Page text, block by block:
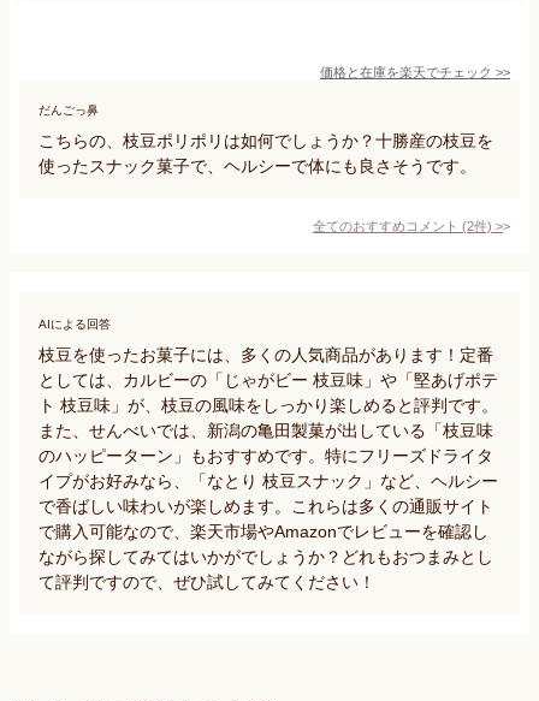
価格と在庫を楽天でチェック >>
だんごっ鼻
こちらの、枝豆ポリポリは如何でしょうか？十勝産の枝豆を
使ったスナック菓子で、ヘルシーで体にも良さそうです。
全てのおすすめコメント (2件) >
AIによる回答
枝豆を使ったお菓子には、多くの人気商品があります！定番
としては、カルビーの「じゃがビー 枝豆味」や「堅あげポテ
ト 枝豆味」が、枝豆の風味をしっかり楽しめると評判です。
また、せんべいでは、新潟の亀田製菓が出している「枝豆味
のハッピーターン」もおすすめです。特にフリーズドライタ
イプがお好みなら、「なとり 枝豆スナック」など、ヘルシー
で香ばしい味わいが楽しめます。これらは多くの通販サイト
で購入可能なので、楽天市場やAmazonでレビューを確認し
ながら探してみてはいかがでしょうか？どれもおつまみとし
て評判ですので、ぜひ試してみてください！